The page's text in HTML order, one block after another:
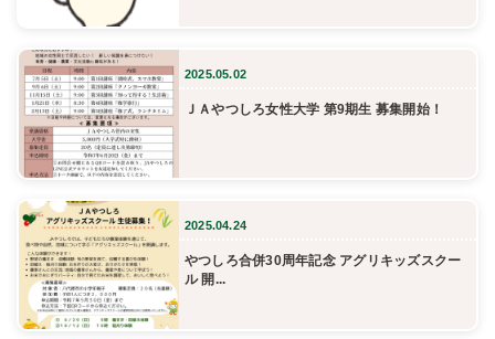
2025.05.02
ＪＡやつしろ女性大学 第9期生 募集開始！
2025.04.24
やつしろ合併30周年記念 アグリキッズスクー
ル 開...